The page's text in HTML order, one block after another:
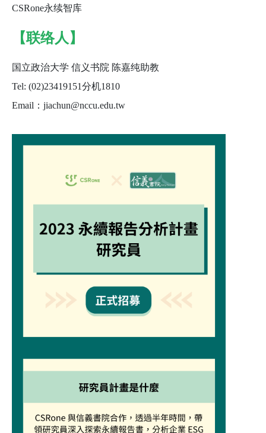
CSRone永续智库
【联络人】
国立政治大学 信义书院 陈嘉纯助教
Tel: (02)23419151分机1810
Email：jiachun@nccu.edu.tw